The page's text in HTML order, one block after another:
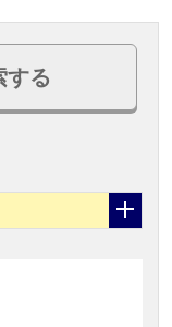
する